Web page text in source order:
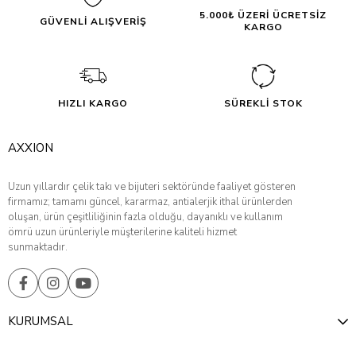
GÜVENLİ ALIŞVERİŞ
5.000₺ ÜZERİ ÜCRETSİZ
KARGO
HIZLI KARGO SÜREKLİ STOK
AXXION
Uzun yıllardır çelik takı ve bijuteri sektöründe faaliyet gösteren
firmamız; tamamı güncel, kararmaz, antialerjik ithal ürünlerden
oluşan, ürün çeşitliliğinin fazla olduğu, dayanıklı ve kullanım
ömrü uzun ürünleriyle müşterilerine kaliteli hizmet
sunmaktadır.
KURUMSAL